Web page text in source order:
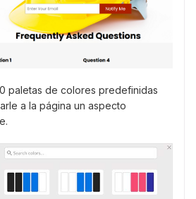
paletas de colores predefinidas
a la página un aspecto